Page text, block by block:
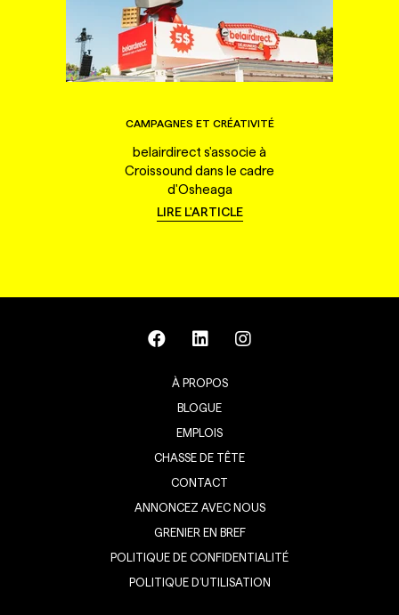
CAMPAGNES ET CRÉATIVITÉ
belairdirect s'associe à
Croissound dans le cadre
d'Osheaga
LIRE L'ARTICLE
À PROPOS
BLOGUE
EMPLOIS
CHASSE DE TÊTE
CONTACT
ANNONCEZ AVEC NOUS
GRENIER EN BREF
POLITIQUE DE CONFIDENTIALITÉ
POLITIQUE D’UTILISATION